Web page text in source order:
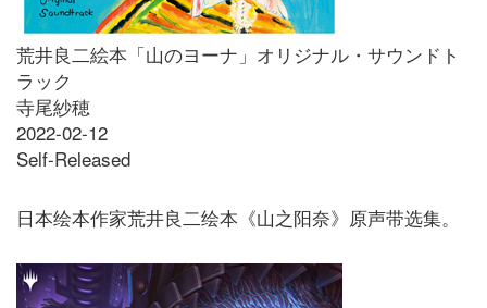
荒井良二絵本「山のヨーナ」オリジナル・サウンドト
ラック
寺尾紗穂
2022-02-12
Self-Released
日本绘本作家荒井良二绘本《山之阳奈》原声带选集。